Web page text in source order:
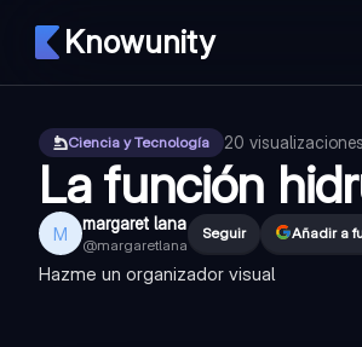
Knowunity
Ciencia y Tecnología 20 visualizaciones
La función
M margaret lana
@margaretlana
Seguir Añadir a
Hazme un organizador visual